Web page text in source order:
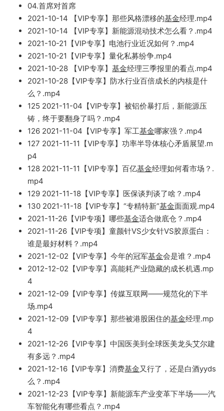
04.首席对首席
2021-10-14 【VIP专享】 那些风格漂移的基金经理.mp4
2021-10-14 【VIP专享】新能源混动技术怎么看？.mp4
2021-10-21【VIP专享】电池行业近况如何？.mp4
2021-10-21【VIP专享】 量化私募纷争.mp4
2021-10-28 【VIP专享】 基金经理三季报里的看点.mp4
2021-10-28【VIP专享】防水行业百倍成长的内核是什
么？.mp4
125 2021-11-04【VIP专享】被铝价暴打后，新能源压
铸，终于要翻身了吗？.mp4
126 2021-11-04【VIP专享】军工基金哪家强？.mp4
127 2021-11-11【VIP专享】功率半导体核心矛盾展望.m
p4
128 2021-11-11【VIP专享】百亿基金经理如何看市场？.
mp4
129 2021-11-18【VIP专享】医保谈判谈了啥？.mp4
130 2021-11-18【VIP专享】“专精特新”基金面面观.mp4
2021-11-26【VIP专项】哪些基金适合做底仓？.mp4
2021-11-26【VIP专项】童颜针VS少女针VS胶原蛋白：
谁是最好材料？.mp4
2021-12-02【VIP专享】今年的冠军基金会是谁？.mp4
2012-12-02【VIP专享】高能耗产业隐藏的成长机遇.mp
4
2021-12-09【VIP专享】传媒互联网——规范化的下半
场.mp4
2021-12-09【VIP专享】那些被港股困住的基金经理.mp
4
2021-12-26 【VIP专享】中国医美到全球医美龙头艾尔建
有多远？.mp4
2021-12-16【VIP专享】消费基金又行了，还是白酒yyds
么？.mp4
2021-12-23 【VIP专享】新能源车产业变革下半场——汽
车智能化有哪些看点？.mp4